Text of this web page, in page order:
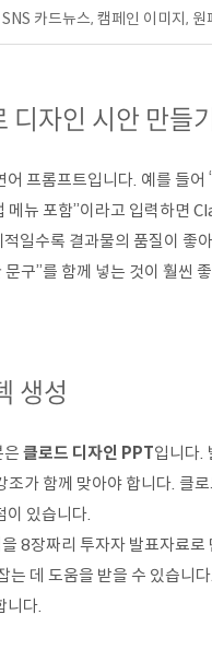
SNS 카드뉴스, 캠페인 이미지, 원
자인 시안 만들
프롬프트입니다. 예를 들
메뉴 포함”이라고 입력하면
일수록 결과물의 품질이 좋
구”를 함께 넣는 것이 훨씬
생성
은 클로드 디자인 PPT입니다.
조가 함께 맞아야 합니다. 클
이 있습니다.
8장짜리 투자자 발표자료
는 데 도움을 받을 수 있습니
니다.